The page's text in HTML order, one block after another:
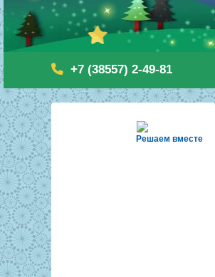
+7 (38557) 2-49-81
Решаем вместе